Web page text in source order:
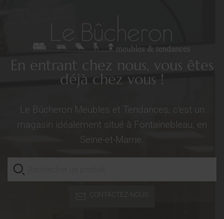
En entrant chez nous, vous êtes
déjà chez vous !
Le Bûcheron Meubles et Tendances, c’est un
magasin idéalement situé à Fontainebleau, en
Seine-et-Marne.
CONTACTEZ-NOUS